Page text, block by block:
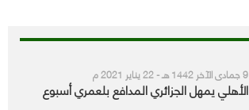
9 جمادى الآخر 1442 هـ - 22 يناير 2021 م
الأهلي يمهل الجزائري المدافع بلعمري أسبوع